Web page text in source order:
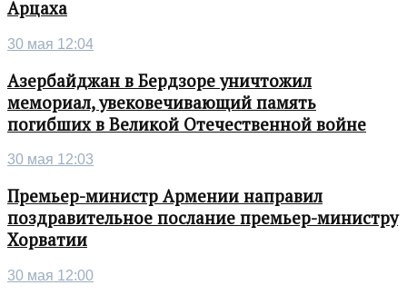
Арцаха
30 мая 12:04
Азербайджан в Бердзоре уничтожил
мемориал, увековечивающий память
погибших в Великой Отечественной войне
30 мая 12:03
Премьер-министр Армении направил
поздравительное послание премьер-министру
Хорватии
30 мая 12:00